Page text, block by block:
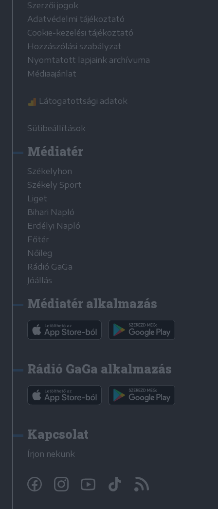
Szerzői jogok
Adatvédelmi tájékoztató
Cookie-kezelési tájékoztató
Hozzászólási szabályzat
Nyomtatott lapjaink archívuma
Médiaajánlat
Látogatottsági adatok
Sütibeállítások
Médiatér
Székelyhon
Székely Sport
Liget
Bihari Napló
Erdélyi Napló
Főtér
Nőileg
Rádió GaGa
Jóállás
Médiatér alkalmazás
Rádió GaGa alkalmazás
Kapcsolat
Írjon nekünk